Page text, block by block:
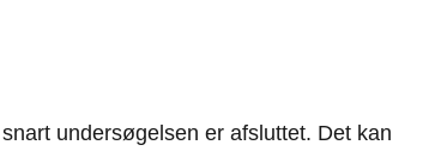
undersøgelsen er afsluttet. Det kan